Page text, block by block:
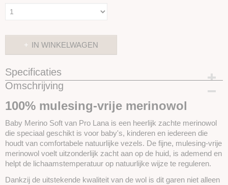
IN WINKELWAGEN
Specificaties
Productcode
Omschrijving
100% mulesing-vrije merinowol
Baby Merino Soft van Pro Lana is een heerlijk zachte merinowol
die speciaal geschikt is voor baby's, kinderen en iedereen die
houdt van comfortabele natuurlijke vezels. De fijne, mulesing-vrije
merinowol voelt uitzonderlijk zacht aan op de huid, is ademend en
helpt de lichaamstemperatuur op natuurlijke wijze te reguleren.
Dankzij de uitstekende kwaliteit van de wol is dit garen niet alleen